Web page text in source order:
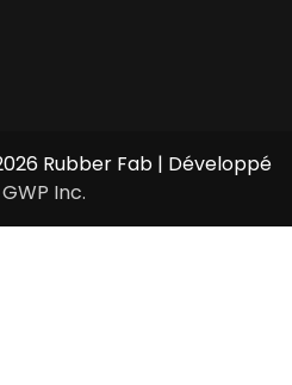
Rubber Fab | Développé
GWP Inc.